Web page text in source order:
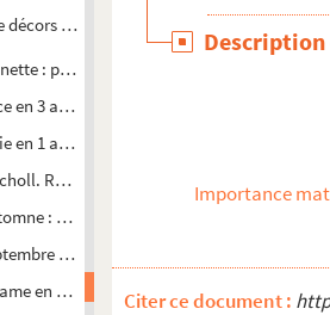
et listes des meubles.
: pièce en 4 actes. 1946
en 3 actes et 4 tableaux. Adaptation
1 acte. 1900
Rosalinde ou ne jouez pas avec l'amour
: comédie en 1 acte. 1895
: comédie en 3 actes. 1926
en 5 actes. 1875
Description
Importance
Citer ce document :